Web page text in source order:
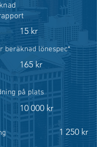
15 kr
beräknad lönespec*
165 kr
på plats
10 000 kr
1 250 kr